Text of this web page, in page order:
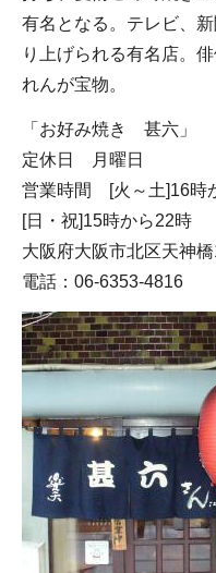
有名となる。テレビ、
り上げられる有名店。
れんが宝物。
「お好み焼き 甚六」
定休日 月曜日
営業時間 [火～土]16時
[日・祝]15時から22時
大阪府大阪市北区天神
電話：06-6353-4816